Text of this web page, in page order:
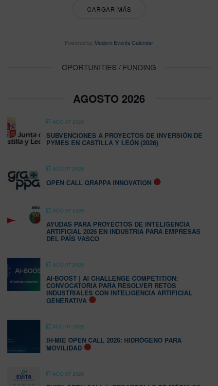
CARGAR MÁS
Powered by Modern Events Calendar
OPORTUNITIES / FUNDING
AGOSTO 2026
AGO 07 2026
SUBVENCIONES A PROYECTOS DE INVERSIÓN DE
PYMES EN CASTILLA Y LEÓN (2026)
AGO 07 2026
OPEN CALL GRAPPA INNOVATION
AGO 07 2026
AYUDAS PARA PROYECTOS DE INTELIGENCIA
ARTIFICIAL 2026 EN INDUSTRIA PARA EMPRESAS
DEL PAÍS VASCO
AGO 07 2026
AI-BOOST | AI CHALLENGE COMPETITION:
CONVOCATORIA PARA RESOLVER RETOS
INDUSTRIALES CON INTELIGENCIA ARTIFICIAL
GENERATIVA
AGO 07 2026
IH-MIE OPEN CALL 2026: HIDRÓGENO PARA
MOVILIDAD
AGO 07 2026